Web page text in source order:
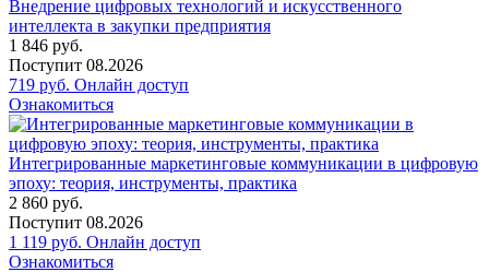
Внедрение цифровых технологий и искусственного
интеллекта в закупки предприятия
1 846 руб.
Поступит 08.2026
719 руб. Онлайн доступ
Ознакомиться
Интегрированные маркетинговые коммуникации в цифровую
эпоху: теория, инструменты, практика
2 860 руб.
Поступит 08.2026
1 119 руб. Онлайн доступ
Ознакомиться